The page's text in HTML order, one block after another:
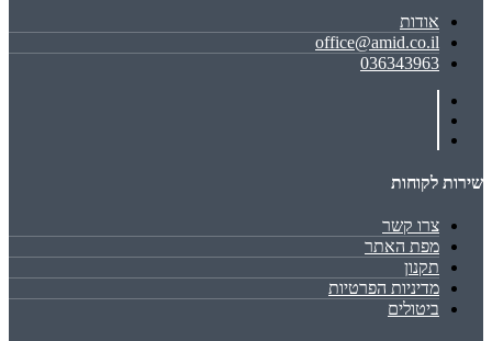
אודות
office@amid.co.il
036343963
שירות לקוחות
צרו קשר
מפת האתר
תקנון
מדיניות הפרטיות
ביטולים